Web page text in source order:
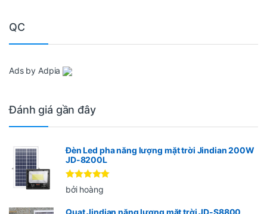
QC
Ads by Adpia
Đánh giá gần đây
Đèn Led pha năng lượng mặt trời Jindian 200W
JD-8200L
Được xếp
hạng55
bởi hoàng
Quạt Jindian năng lượng mặt trời JD-S8800